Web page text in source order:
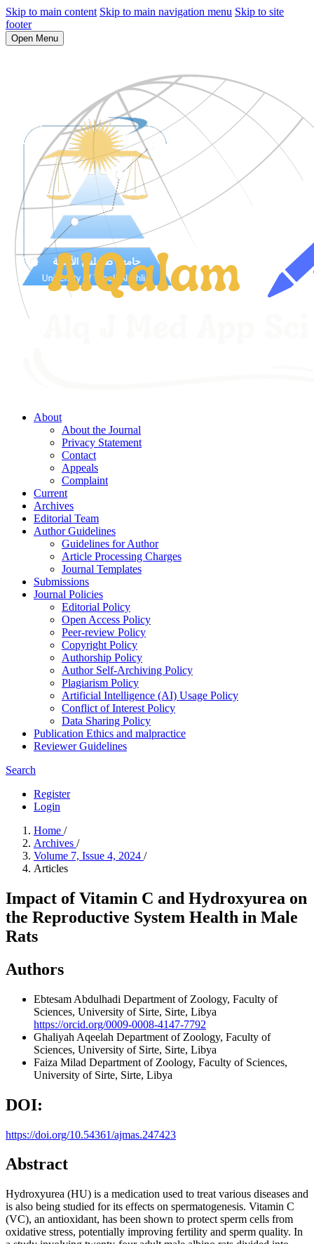
Skip to main content Skip to main navigation menu Skip to site
footer
Open Menu
About
About the Journal
Privacy Statement
Contact
Appeals
Complaint
Current
Archives
Editorial Team
Author Guidelines
Guidelines for Author
Article Processing Charges
Journal Templates
Submissions
Journal Policies
Editorial Policy
Open Access Policy
Peer-review Policy
Copyright Policy
Authorship Policy
Author Self-Archiving Policy
Plagiarism Policy
Artificial Intelligence (AI) Usage Policy
Conflict of Interest Policy
Data Sharing Policy
Publication Ethics and malpractice
Reviewer Guidelines
Search
Register
Login
Home /
Archives /
Volume 7, Issue 4, 2024 /
Articles
Impact of Vitamin C and Hydroxyurea on
the Reproductive System Health in Male
Rats
Authors
Ebtesam Abdulhadi Department of Zoology, Faculty of
Sciences, University of Sirte, Sirte, Libya
https://orcid.org/0009-0008-4147-7792
Ghaliyah Aqeelah Department of Zoology, Faculty of
Sciences, University of Sirte, Sirte, Libya
Faiza Milad Department of Zoology, Faculty of Sciences,
University of Sirte, Sirte, Libya
DOI:
https://doi.org/10.54361/ajmas.247423
Abstract
Hydroxyurea (HU) is a medication used to treat various diseases and
is also being studied for its effects on spermatogenesis. Vitamin C
(VC), an antioxidant, has been shown to protect sperm cells from
oxidative stress, potentially improving fertility and sperm quality. In